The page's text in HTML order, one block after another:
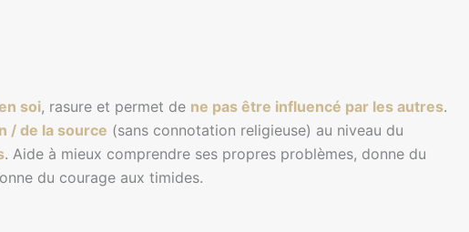
soi, rasure et permet de ne pas être influencé par les autres.
/ de la source (sans connotation religieuse) au niveau du
. Aide à mieux comprendre ses propres problèmes, donne du
du courage aux timides.